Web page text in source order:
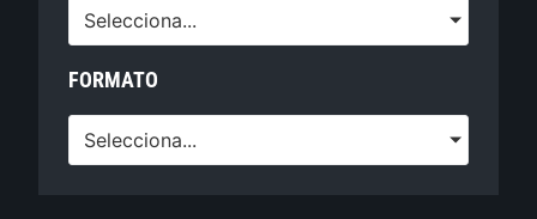
Selecciona...
FORMATO
Selecciona...